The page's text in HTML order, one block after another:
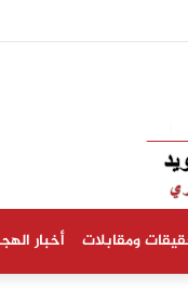
ومقابلات أخبار